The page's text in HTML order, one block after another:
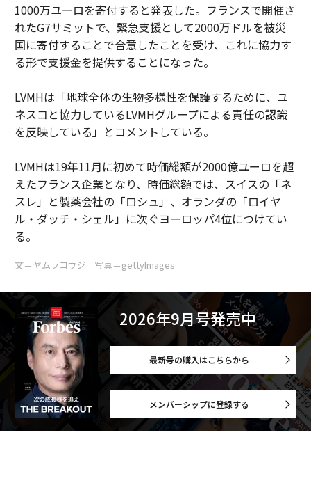
1000万ユーロを寄付すると発表した。フランスで開催さ
れたG7サミットで、緊急支援として2000万ドルを被災
国に寄付することで合意したことを受け、これに協力す
る形で支援金を提供することになった。
LVMHは「地球全体の生物多様性を保護するために、ユ
ネスコと協力しているLVMHグループによる責任の認識
を反映している」とコメントしている。
LVMHは19年11月に初めて時価総額が2000億ユーロを超
えたフランス企業となり、時価総額では、スイスの「ネ
スレ」と製薬会社の「ロシュ」、オランダの「ロイヤ
ル・ダッチ・シェル」に次ぐヨーロッパ4位につけてい
る。
文＝ヤムラコウジ 写真＝gettyImages
2026年9月号発売中
最新号の購入はこちらから
メンバーシップに登録する